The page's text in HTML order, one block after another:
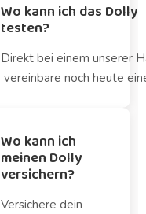
Wo kann ich das Dolly
testen?
Direkt bei einem unserer
vereinbare noch heute
Wo kann ich
meinen Dolly
versichern?
Versichere dein